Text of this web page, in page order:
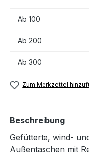
Ab 100
Ab 200
Ab 300
Zum Merkzettel
Beschreibung
Gefütterte, wind-
Außentaschen mit